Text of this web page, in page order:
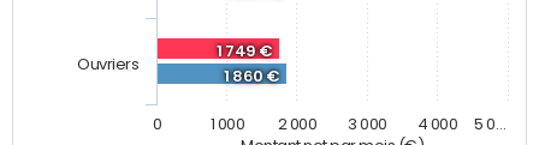
1 749 €
1 860 €
Ouvriers
0 1 000 2 000 3 000 4 000 5 0…